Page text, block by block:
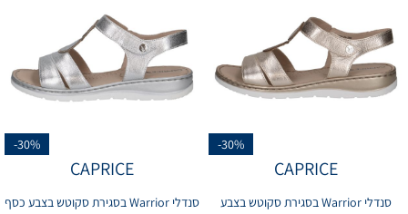
-30%
CAPRICE
סנדלי Warrior בסגירת סקוטש בצבע
-30%
CAPRICE
סנדלי Warrior בסגירת סקוטש בצבע כסף